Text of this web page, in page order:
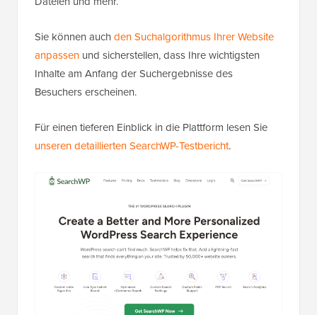
Sie können auchden Suchalgorithmus Ihrer Website
anpassen und sicherstellen, dass Ihre wichtigsten
Inhalte am Anfang der Suchergebnisse des
Besuchers erscheinen.
Für einen tieferen Einblick in die Plattform lesen Sie
unseren detaillierten SearchWP-Testbericht.